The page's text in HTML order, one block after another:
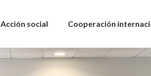
Acción social Cooperación